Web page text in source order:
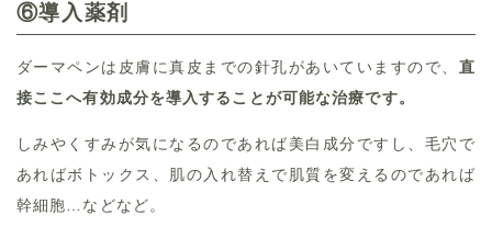
⑥導入薬剤
ダーマペンは皮膚に真皮までの針孔があいていますので、 直
接ここへ有効成分を導入することが可能な治療です。
しみやくすみが気になるのであれば美白成分ですし、毛穴で
あればボトックス、肌の入れ替えで肌質を変えるのであれば
幹細胞…などなど。